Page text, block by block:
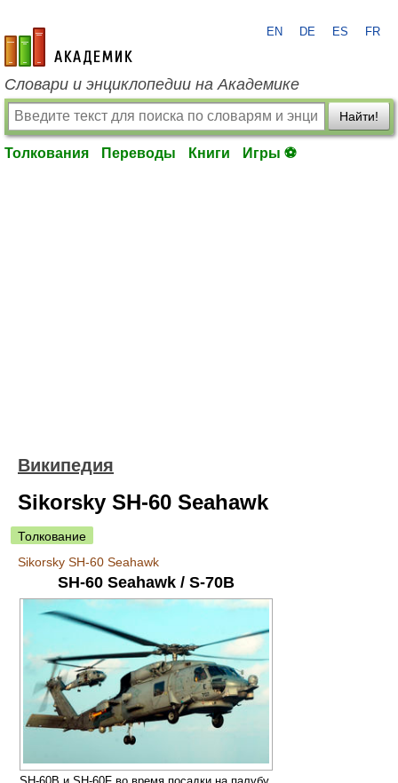
academic.ru
EN DE ES FR
Словари и энциклопедии на Академике
Найти!
Толкования Переводы Книги Игры ⚽
Википедия
Sikorsky SH-60 Seahawk
Толкование
Sikorsky SH-60 Seahawk
SH-60 Seahawk / S-70B